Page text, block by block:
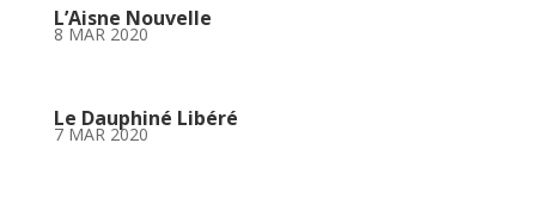
L’Aisne Nouvelle
8 MAR 2020
Le Dauphiné Libéré
7 MAR 2020